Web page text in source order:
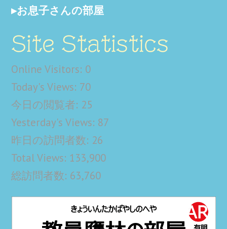
お息子さんの部屋
Site Statistics
Online Visitors: 0
Today's Views: 70
今日の閲覧者: 25
Yesterday's Views: 87
昨日の訪問者数: 26
Total Views: 133,900
総訪問者数: 63,760